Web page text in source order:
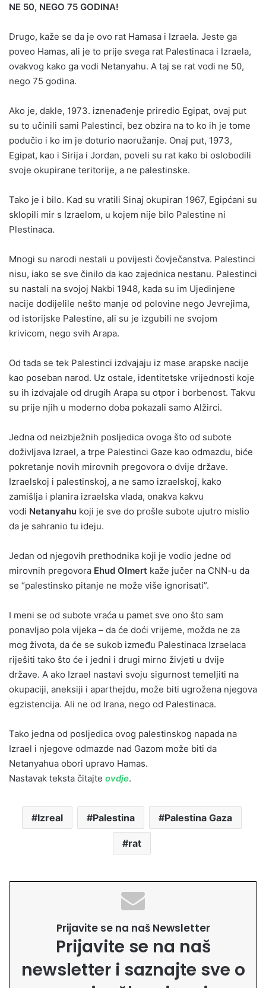
NE 50, NEGO 75 GODINA!
Drugo, kaže se da je ovo rat Hamasa i Izraela. Jeste ga
poveo Hamas, ali je to prije svega rat Palestinaca i Izraela,
ovakvog kako ga vodi Netanyahu. A taj se rat vodi ne 50,
nego 75 godina.
Ako je, dakle, 1973. iznenađenje priredio Egipat, ovaj put
su to učinili sami Palestinci, bez obzira na to ko ih je tome
podučio i ko im je doturio naoružanje. Onaj put, 1973,
Egipat, kao i Sirija i Jordan, poveli su rat kako bi oslobodili
svoje okupirane teritorije, a ne palestinske.
Tako je i bilo. Kad su vratili Sinaj okupiran 1967, Egipćani su
sklopili mir s Izraelom, u kojem nije bilo Palestine ni
Plestinaca.
Mnogi su narodi nestali u povijesti čovječanstva. Palestinci
nisu, iako se sve činilo da kao zajednica nestanu. Palestinci
su nastali na svojoj Nakbi 1948, kada su im Ujedinjene
nacije dodijelile nešto manje od polovine nego Jevrejima,
od istorijske Palestine, ali su je izgubili ne svojom
krivicom, nego svih Arapa.
Od tada se tek Palestinci izdvajaju iz mase arapske nacije
kao poseban narod. Uz ostale, identitetske vrijednosti koje
su ih izdvajale od drugih Arapa su otpor i borbenost. Takvu
su prije njih u moderno doba pokazali samo Alžirci.
Jedna od neizbježnih posljedica ovoga što od subote
doživljava Izrael, a trpe Palestinci Gaze kao odmazdu, biće
pokretanje novih mirovnih pregovora o dvije države.
Izraelskoj i palestinskoj, a ne samo izraelskoj, kako
zamišlja i planira izraelska vlada, onakva kakvu
vodi Netanyahu koji je sve do prošle subote ujutro mislio
da je sahranio tu ideju.
Jedan od njegovih prethodnika koji je vodio jedne od
mirovnih pregovora Ehud Olmert kaže jučer na CNN-u da
se “palestinsko pitanje ne može više ignorisati”.
I meni se od subote vraća u pamet sve ono što sam
ponavljao pola vijeka – da će doći vrijeme, možda ne za
mog života, da će se sukob između Palestinaca Izraelaca
riješiti tako što će i jedni i drugi mirno živjeti u dvije
države. A ako Izrael nastavi svoju sigurnost temeljiti na
okupaciji, aneksiji i aparthejdu, može biti ugrožena njegova
egzistencija. Ali ne od Irana, nego od Palestinaca.
Tako jedna od posljedica ovog palestinskog napada na
Izrael i njegove odmazde nad Gazom može biti da
Netanyahua obori upravo Hamas.
Nastavak teksta čitajte ovdje.
Izreal Palestina Palestina Gaza
rat
Prijavite se na naš Newsletter
Prijavite se na naš
newsletter i saznajte sve o